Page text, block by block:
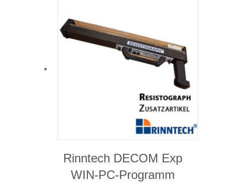
Rinntech DECOM Exp
WIN-PC-Programm